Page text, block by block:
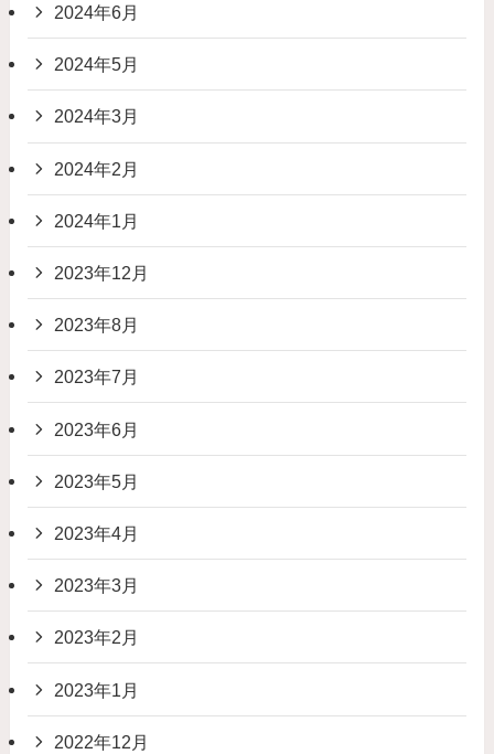
2024年6月
2024年5月
2024年3月
2024年2月
2024年1月
2023年12月
2023年8月
2023年7月
2023年6月
2023年5月
2023年4月
2023年3月
2023年2月
2023年1月
2022年12月